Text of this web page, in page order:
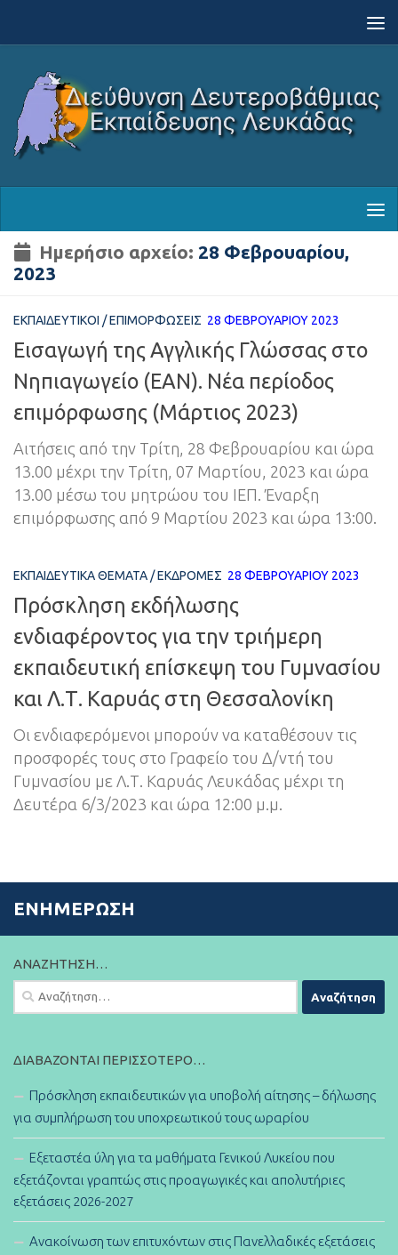
Ημερήσιο αρχείο: 28 Φεβρουαρίου,
2023
ΕΚΠΑΙΔΕΥΤΙΚΟΊ /ΕΠΙΜΟΡΦΏΣΕΙΣ 28 ΦΕΒΡΟΥΑΡΊΟΥ 2023
Εισαγωγή της Αγγλικής Γλώσσας στο
Νηπιαγωγείο (ΕΑΝ). Νέα περίοδος
επιμόρφωσης (Μάρτιος 2023)
Αιτήσεις από την Τρίτη, 28 Φεβρουαρίου και ώρα
13.00 μέχρι την Τρίτη, 07 Μαρτίου, 2023 και ώρα
13.00 μέσω του μητρώου του ΙΕΠ. Έναρξη
επιμόρφωσης από 9 Μαρτίου 2023 και ώρα 13:00.
ΕΚΠΑΙΔΕΥΤΙΚΆ ΘΈΜΑΤΑ /ΕΚΔΡΟΜΈΣ 28 ΦΕΒΡΟΥΑΡΊΟΥ 2023
Πρόσκληση εκδήλωσης
ενδιαφέροντος για την τριήμερη
εκπαιδευτική επίσκεψη του Γυμνασίου
και Λ.Τ. Καρυάς στη Θεσσαλονίκη
Οι ενδιαφερόμενοι μπορούν να καταθέσουν τις
προσφορές τους στο Γραφείο του Δ/ντή του
Γυμνασίου με Λ.Τ. Καρυάς Λευκάδας μέχρι τη
Δευτέρα 6/3/2023 και ώρα 12:00 μ.μ.
ΕΝΗΜΈΡΩΣΗ
ΑΝΑΖΉΤΗΣΗ…
Αναζήτηση
για:
ΔΙΑΒΆΖΟΝΤΑΙ ΠΕΡΙΣΣΌΤΕΡΟ…
Πρόσκληση εκπαιδευτικών για υποβολή αίτησης – δήλωσης
για συμπλήρωση του υποχρεωτικού τους ωραρίου
Εξεταστέα ύλη για τα μαθήματα Γενικού Λυκείου που
εξετάζονται γραπτώς στις προαγωγικές και απολυτήριες
εξετάσεις 2026-2027
Ανακοίνωση των επιτυχόντων στις Πανελλαδικές εξετάσεις